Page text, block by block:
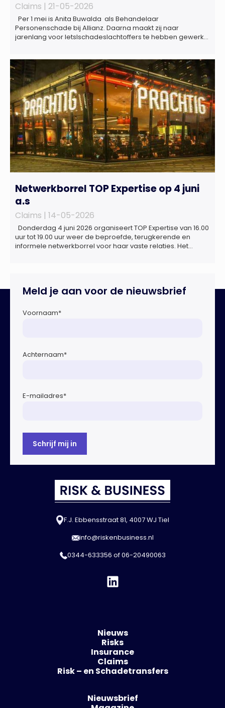
Claims | 21-05-2026
Per 1 mei is Anita Buwalda als Behandelaar
Personenschade bij Allianz. Daarna maakt zij naar
jarenlang voor letslschadeslachtoffers te hebben gewerkt
naam van Buwalda Letselschade, waarin zij onder meer
werkzaam was voor ZLM, Ard Korevaar Personenschade,
Overtoom […]
Netwerkborrel TOP Expertise op 4 juni
a.s
Claims | 14-05-2026
Donderdag 4 juni 2026 organiseert TOP Expertise van 16.00
uur tot 19.00 uur weer de beproefde, terugkerende en
informele netwerkborrel voor haar vaste relaties. Het
Meld je aan voor de nieuwsbrief
Voornaam*
Achternaam*
E-mailadres*
F.J. Ebbensstraat 81, 4007 WJ Tiel
info@riskenbusiness.nl
0344-633356 of06-20490063
Nieuws
Risks
Insurance
Claims
Risk – en Schadetransfers
Nieuwsbrief